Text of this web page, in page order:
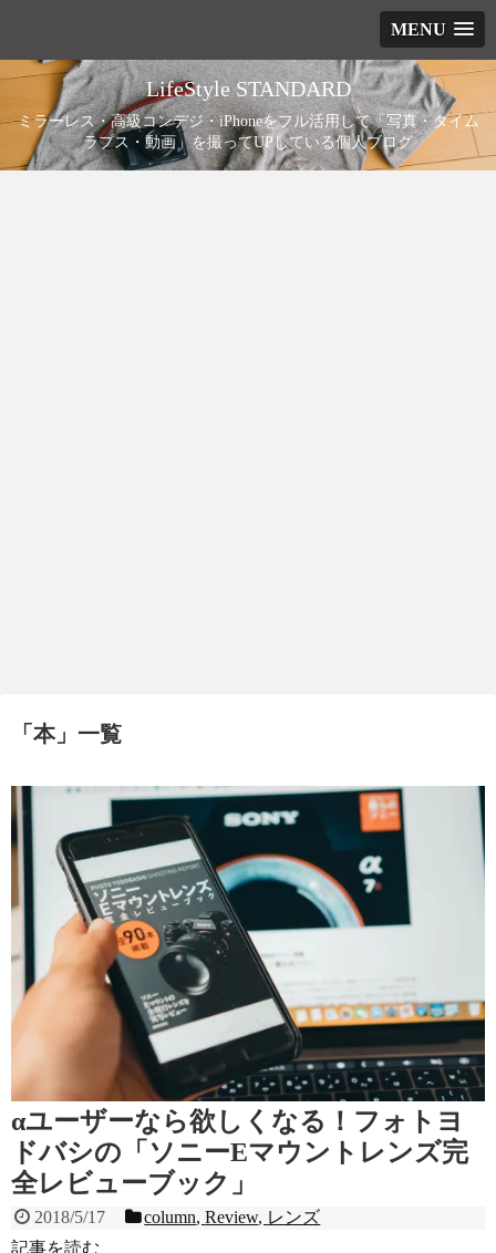
MENU
LifeStyle STANDARD
ミラーレス・高級コンデジ・iPhoneをフル活用して「写真・タイム
ラプス・動画」を撮ってUPしている個人ブログ
「 本」 一覧
αユーザーなら欲しくなる！フォトヨ
ドバシの「ソニーEマウントレンズ完
全レビューブック」
2018/5/17 column,Review, レンズ
記事を読む